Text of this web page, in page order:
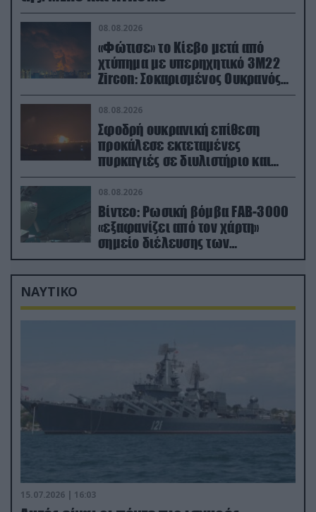
08.08.2026
«Φώτισε» το Κίεβο μετά από
χτύπημα με υπερηχητικό 3M22
Zircon: Σοκαρισμένος Ουκρανός
κατέγραψε τη στιγμή (βίντεο)
08.08.2026
Σφοδρή ουκρανική επίθεση
προκάλεσε εκτεταμένες
πυρκαγιές σε διυλιστήριο και
υποδομές της ρωσικής Rosneft
(βίντεο)
08.08.2026
Βίντεο: Ρωσική βόμβα FAB-3000
«εξαφανίζει από τον χάρτη»
σημείο διέλευσης των
ουκρανικών δυνάμεων στην
Ζαπορίζια
ΝΑΥΤΙΚΟ
15.07.2026 | 16:03